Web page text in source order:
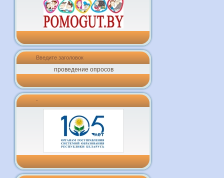
Введите заголовок
проведение опросов
-